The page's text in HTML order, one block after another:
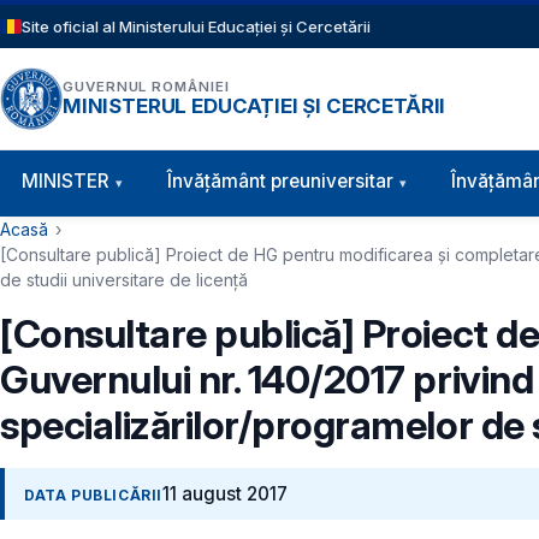
Sari la conținutul principal
Site oficial al Ministerului Educației și Cercetării
GUVERNUL ROMÂNIEI
MINISTERUL EDUCAȚIEI ȘI CERCETĂRII
Navigație principală
MINISTER Învăţământ preuniversitar
Cale de navigare
Acasă
[Consultare publică] Proiect de HG pentru modificarea şi
de studii universitare de licență
[Consultare publică] Proiect
Guvernului nr. 140/2017
specializărilor/programelor de
DATA PUBLICĂRII11 august 2017